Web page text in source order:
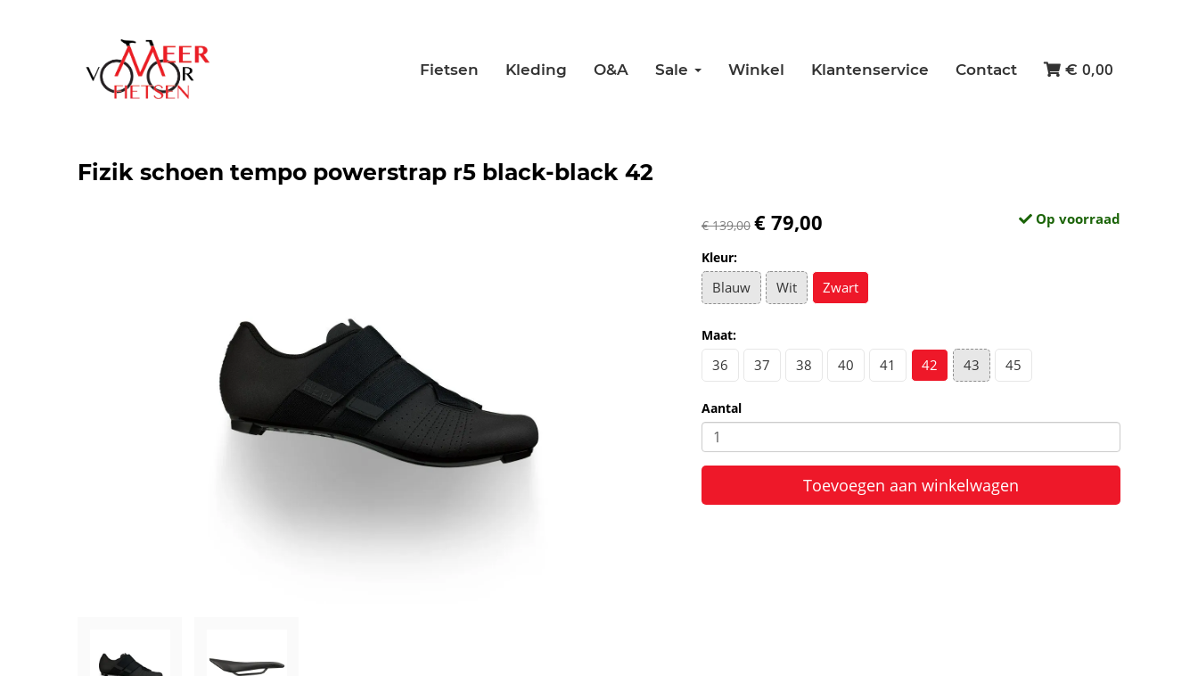
Fietsen Kleding O&A Sale Winkel Klantenservice Contact € 0,00
Fizik schoen tempo powerstrap r5 black-black 42
€ 139,00 € 79,00 Op voorraad
Kleur:
Blauw Wit Zwart
Maat:
36 37 38 40 41 42 43 45
Aantal
Toevoegen aan winkelwagen